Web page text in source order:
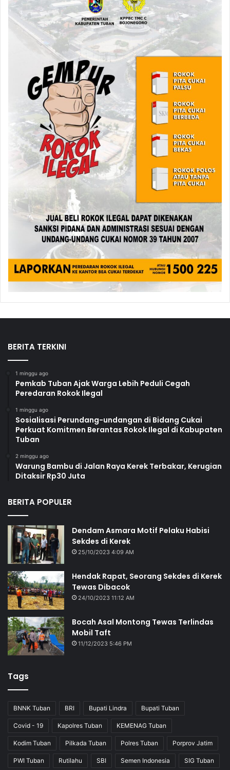
BERITA TERKINI
1 minggu ago
Pemkab Tuban Ajak Warga Lebih Peduli Cegah
Peredaran Rokok Ilegal
1 minggu ago
Sosialisasi Perundang-undangan di Bidang Cukai
Perkuat Komitmen Berantas Rokok Ilegal di Kabupaten
Tuban
2 minggu ago
Warung Bambu di Jalan Raya Kerek Terbakar, Kerugian
Ditaksir Rp30 Juta
BERITA POPULER
Dendam Asmara Motif Pelaku Habisi
Sekdes di Kerek
25/10/2023 4:09 AM
Hendak Rapat, Seorang Sekdes di Kerek
Tewas Dibacok
24/10/2023 11:12 AM
Bocah Asal Montong Tewas Terlindas
Mobil Taft
11/12/2023 5:46 PM
Tags
BNNK Tuban BRI Bupati Lindra Bupati Tuban
Covid - 19 Kapolres Tuban KEMENAG Tuban
Kodim Tuban Pilkada Tuban Polres Tuban Porprov Jatim
PWI Tuban Rutilahu SBI Semen Indonesia SIG Tuban